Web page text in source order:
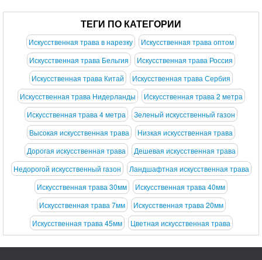
ТЕГИ ПО КАТЕГОРИИ
Искусственная трава в нарезку
Искусственная трава оптом
Искусственная трава Бельгия
Искусственная трава Россия
Искусственная трава Китай
Искусственная трава Сербия
Искусственная трава Нидерланды
Искусственная трава 2 метра
Искусственная трава 4 метра
Зеленый искусственный газон
Высокая искусственная трава
Низкая искусственная трава
Дорогая искусственная трава
Дешевая искусственная трава
Недорогой искусственный газон
Ландшафтная искусственная трава
Искусственная трава 30мм
Искусственная трава 40мм
Искусственная трава 7мм
Искусственная трава 20мм
Искусственная трава 45мм
Цветная искусственная трава